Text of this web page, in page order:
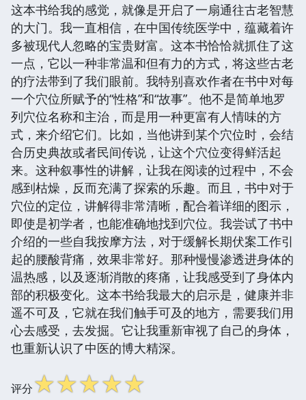
这本书给我的感觉，就像是开启了一扇通往古老智慧
的大门。我一直相信，在中国传统医学中，蕴藏着许
多被现代人忽略的宝贵财富。这本书恰恰就抓住了这
一点，它以一种非常温和但有力的方式，将这些古老
的疗法带到了我们眼前。我特别喜欢作者在书中对每
一个穴位所赋予的“性格”和“故事”。他不是简单地罗
列穴位名称和主治，而是用一种更富有人情味的方
式，来介绍它们。比如，当他讲到某个穴位时，会结
合历史典故或者民间传说，让这个穴位变得鲜活起
来。这种叙事性的讲解，让我在阅读的过程中，不会
感到枯燥，反而充满了探索的乐趣。而且，书中对于
穴位的定位，讲解得非常清晰，配合着详细的图示，
即使是初学者，也能准确地找到穴位。我尝试了书中
介绍的一些自我按摩方法，对于缓解长期伏案工作引
起的腰酸背痛，效果非常好。那种慢慢渗透进身体的
温热感，以及逐渐消散的疼痛，让我感受到了身体内
部的积极变化。这本书给我最大的启示是，健康并非
遥不可及，它就在我们触手可及的地方，需要我们用
心去感受，去发掘。它让我重新审视了自己的身体，
也重新认识了中医的博大精深。
评分☆☆☆☆☆